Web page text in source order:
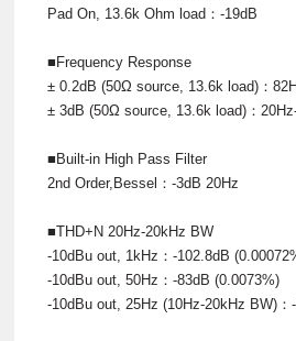
Pad On, 13.6k Ohm load：-19dB
■Frequency Response
± 0.2dB (50Ω source, 13.6k load)：
± 3dB (50Ω source, 13.6k load)：
■Built-in High Pass Filter
2nd Order,Bessel：-3dB 20Hz
■THD+N 20Hz-20kHz BW
-10dBu out, 1kHz：-102.8dB
-10dBu out, 50Hz：-83dB (0.0073%)
-10dBu out, 25Hz (10Hz-20kHz BW)：